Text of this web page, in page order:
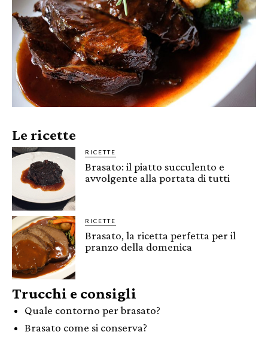
Le ricette
RICETTE
Brasato: il piatto succulento e
avvolgente alla portata di tutti
RICETTE
Brasato, la ricetta perfetta per il
pranzo della domenica
Trucchi e consigli
Quale contorno per brasato?
Brasato come si conserva?